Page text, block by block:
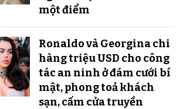
một điểm
Ronaldo và Georgina chi
hàng triệu USD cho công
tác an ninh ở đám cưới bí
mật, phong toả khách
sạn, cấm cửa truyền